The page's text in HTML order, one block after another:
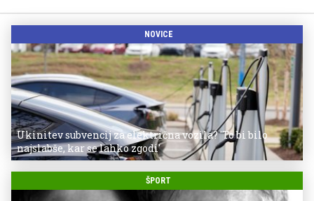
NOVICE
Ukinitev subvencij za električna vozila? 'To bi bilo
najslabše, kar se lahko zgodi'
ŠPORT